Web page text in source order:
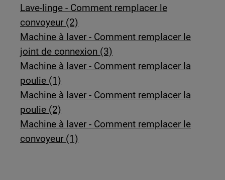
Lave-linge - Comment remplacer le
convoyeur (2)
Machine à laver - Comment remplacer le
joint de connexion (3)
Machine à laver - Comment remplacer la
poulie (1)
Machine à laver - Comment remplacer la
poulie (2)
Machine à laver - Comment remplacer le
convoyeur (1)